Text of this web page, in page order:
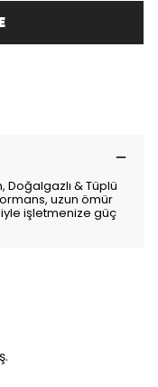
Doğalgazlı & Tüplü
uzun ömür
işletmenize güç